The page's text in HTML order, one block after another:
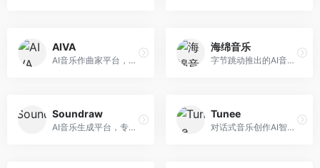
AIVA
AI音乐作曲家平台，专注于古典和影视配乐创作。面向影视制作人和游戏开发者，提供原创音乐生成、配乐定制等服务，音乐风格专业，适合影视游戏配乐。
海绵音乐
字节跳动推出的AI音乐创作平台，支持多风格音乐生成。面向内容创作者和音乐爱好者，提供歌词创作、旋律生成、编曲制作等服务，创作效率高，适合短视频配乐。
Soundraw
AI音乐生成平台，专注于免版税音乐创作。面向视频创作者和内容制作者，提供背景音乐生成、音乐定制等服务，音乐版权清晰，适合视频配乐场景。
Tunee
对话式音乐创作AI智能体，支持自然语言交互创作。面向音乐爱好者，通过对话方式完成音乐创作，交互体验友好，创作过程直观。